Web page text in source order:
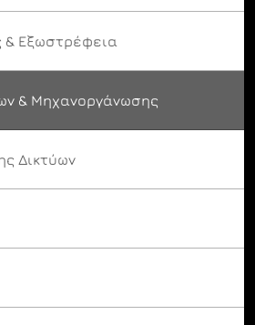
& Εξωστρέφεια
& Μηχανοργάνωσης
Δικτύων